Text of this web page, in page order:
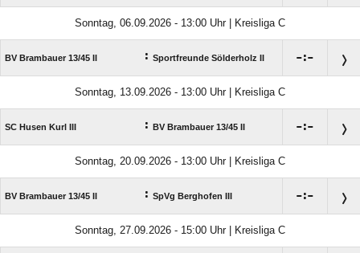
Sonntag, 06.09.2026 - 13:00 Uhr | Kreisliga C
BV Brambauer 13/​45 II : Sportfreunde Sölderholz II :
Sonntag, 13.09.2026 - 13:00 Uhr | Kreisliga C
SC Husen Kurl III : BV Brambauer 13/​45 II :
Sonntag, 20.09.2026 - 13:00 Uhr | Kreisliga C
BV Brambauer 13/​45 II : SpVg Berghofen III :
Sonntag, 27.09.2026 - 15:00 Uhr | Kreisliga C